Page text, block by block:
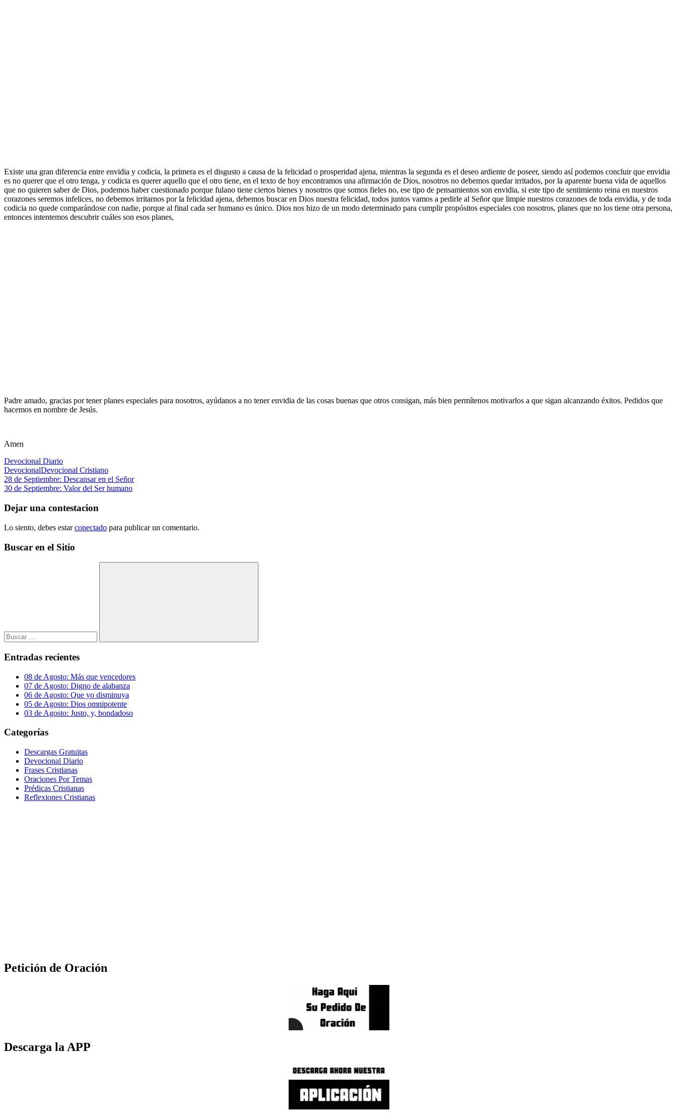
Existe una gran diferencia entre envidia y codicia, la primera es el disgusto a causa de la felicidad o prosperidad ajena, mientras la segunda es el deseo ardiente de poseer, siendo así podemos concluir que envidia
es no querer que el otro tenga, y codicia es querer aquello que el otro tiene, en el texto de hoy encontramos una afirmación de Dios, nosotros no debemos quedar irritados, por la aparente buena vida de aquellos
que no quieren saber de Dios, podemos haber cuestionado porque fulano tiene ciertos bienes y nosotros que somos fieles no, ese tipo de pensamientos son envidia, si este tipo de sentimiento reina en nuestros
corazones seremos infelices, no debemos irritarnos por la felicidad ajena, debemos buscar en Dios nuestra felicidad, todos juntos vamos a pedirle al Señor que limpie nuestros corazones de toda envidia, y de toda
codicia no quede comparándose con nadie, porque al final cada ser humano es único. Dios nos hizo de un modo determinado para cumplir propósitos especiales con nosotros, planes que no los tiene otra persona,
entonces intentemos descubrir cuáles son esos planes,
Padre amado, gracias por tener planes especiales para nosotros, ayúdanos a no tener envidia de las cosas buenas que otros consigan, más bien permítenos motivarlos a que sigan alcanzando éxitos. Pedidos que
hacemos en nombre de Jesús.
Amen
Devocional Diario
DevocionalDevocional Cristiano
Navegación
de
entradas
Entrada
anterior:
28 de Septiembre: Descansar en el Señor
Siguiente
30 de Septiembre: Valor del Ser humano
Dejar una contestacion
Lo siento, debes estarconectado para publicar un comentario.
Buscar en el Sitio
Buscar
Entradas recientes
08 de Agosto: Más que vencedores
07 de Agosto: Digno de alabanza
06 de Agosto: Que yo disminuya
05 de Agosto: Dios omnipotente
03 de Agosto: Justo, y, bondadoso
Categorías
Descargas Gratuitas
Devocional Diario
Frases Cristianas
Oraciones Por Temas
Prédicas Cristianas
Reflexiones Cristianas
Petición de Oración
Descarga la APP